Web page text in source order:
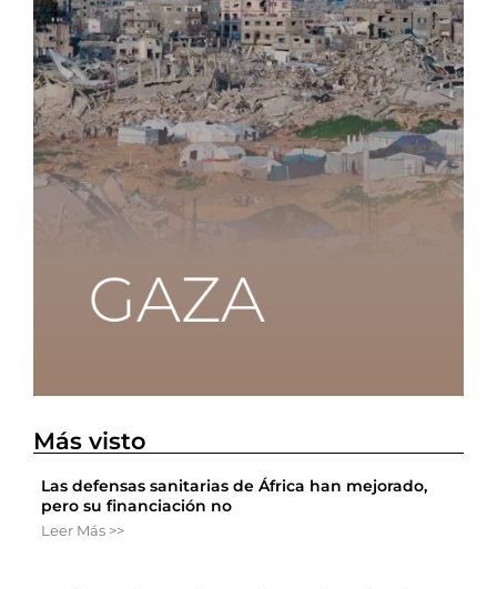
Más visto
Las defensas sanitarias de África han mejorado,
pero su financiación no
Leer Más >>